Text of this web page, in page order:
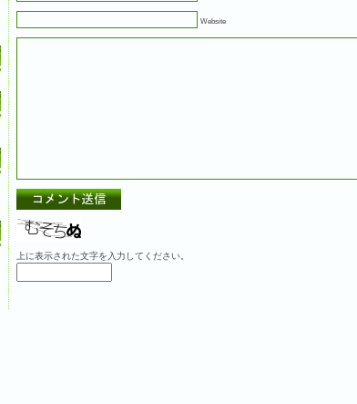
Website
上に表示された文字を入力してください。